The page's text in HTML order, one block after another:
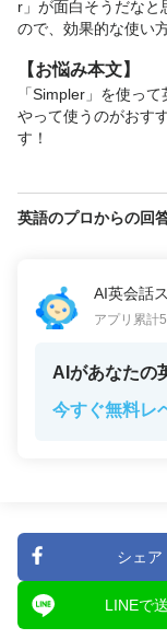
r」が面白そうだなと
ので、効果的な使い
【お悩み本文】
「Simpler」を使っ
やって使うのがおす
す！
英語のプロからの回
AI英会話
アプリ累計
AIがあなたの
今すぐ無料レ
シェア
LINEで